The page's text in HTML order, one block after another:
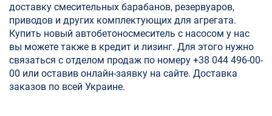
доставку смесительных барабанов, резервуаров,
приводов и других комплектующих для агрегата.
Купить новый автобетоносмеситель с насосом у нас
вы можете также в кредит и лизинг. Для этого нужно
связаться с отделом продаж по номеру +38 044 496-00-
00 или оставив онлайн-заявку на сайте. Доставка
заказов по всей Украине.